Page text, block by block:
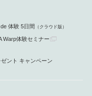
体験 5日間 （クラウド版）
Warp体験セミナー
ント キャンペーン